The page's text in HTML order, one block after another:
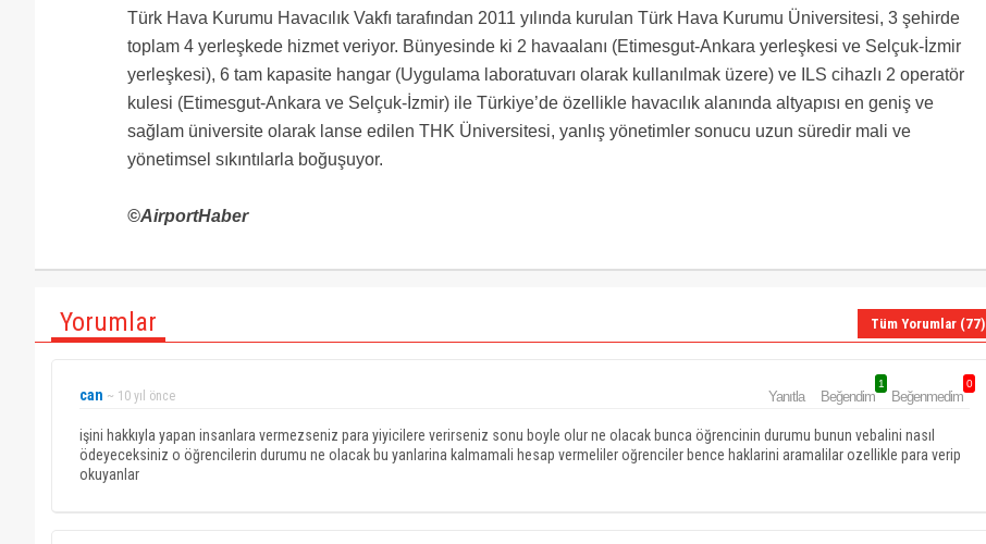
Türk Hava Kurumu Havacılık Vakfı tarafından 2011 yılında kurulan Türk Hava Kurumu Üniversitesi, 3 şehirde
toplam 4 yerleşkede hizmet veriyor. Bünyesinde ki 2 havaalanı (Etimesgut-Ankara yerleşkesi ve Selçuk-İzmir
yerleşkesi), 6 tam kapasite hangar (Uygulama laboratuvarı olarak kullanılmak üzere) ve ILS cihazlı 2 operatör
kulesi (Etimesgut-Ankara ve Selçuk-İzmir) ile Türkiye’de özellikle havacılık alanında altyapısı en geniş ve
sağlam üniversite olarak lanse edilen THK Üniversitesi, yanlış yönetimler sonucu uzun süredir mali ve
yönetimsel sıkıntılarla boğuşuyor.
©AirportHaber
Yorumlar Tüm Yorumlar (77)
can ~ 10 yıl önce Yanıtla Beğendim
1
Beğenmedim
0
işini hakkıyla yapan insanlara vermezseniz para yiyicilere verirseniz sonu boyle olur ne olacak bunca öğrencinin durumu bunun vebalini nasıl
ödeyeceksiniz o öğrencilerin durumu ne olacak bu yanlarina kalmamali hesap vermeliler oğrenciler bence haklarini aramalilar ozellikle para verip
okuyanlar